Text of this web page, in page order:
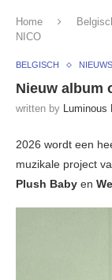
Home
NICO
BELGISCH NIEUWS
Nieuw album
written by Luminous
2026 wordt een
muzikale project
Plush Baby en